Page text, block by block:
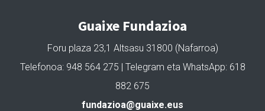
Guaixe Fundazioa
Foru plaza 23,1 Altsasu 31800 (Nafarroa)
Telefonoa: 948 564 275 | Telegram eta WhatsApp: 618
882 675
fundazioa@guaixe.eus